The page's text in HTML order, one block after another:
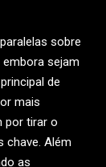
sobre
sejam
de
mais
por tirar o
chave. Além
as